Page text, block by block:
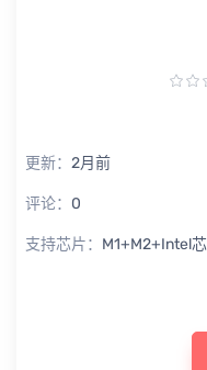
更新： 2月前
评论： 0
支持芯片： M1+M2+Intel芯片通用